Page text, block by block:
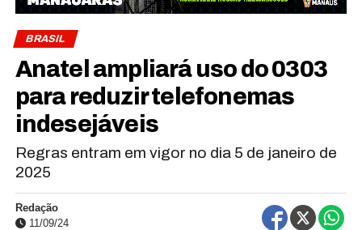
BRASIL
Anatel ampliará uso do 0303
para reduzir telefonemas
indesejáveis
Regras entram em vigor no dia 5 de janeiro de
2025
Redação
11/09/24